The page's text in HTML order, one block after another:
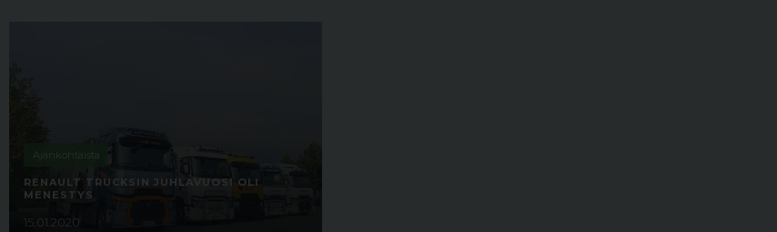
Ajankohtaista
RENAULT TRUCKSIN JUHLAVUOSI OLI
MENESTYS
15.01.2020